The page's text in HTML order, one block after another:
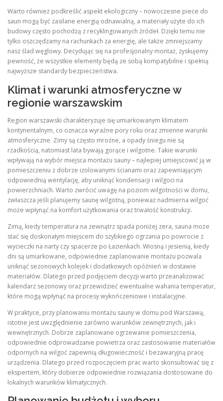
Warto również podkreślić aspekt ekologiczny – nowoczesne piece do
saun mogą być zasilane energią odnawialną, a materiały użyte do ich
budowy często pochodzą z recyklingowanych źródeł. Dzięki temu nie
tylko oszczędzamy na rachunkach za energię, ale także zmniejszamy
nasz ślad węglowy. Decydując się na profesjonalny montaż, zyskujemy
pewność, że wszystkie elementy będą ze sobą kompatybilne i spełnią
najwyższe standardy bezpieczeństwa.
Klimat i warunki atmosferyczne w
regionie warszawskim
Region warszawski charakteryzuje się umiarkowanym klimatem
kontynentalnym, co oznacza wyraźne pory roku oraz zmienne warunki
atmosferyczne. Zimy są często mroźne, a opady śniegu nie są
rzadkością, natomiast lata bywają gorące i wilgotne. Takie warunki
wpływają na wybór miejsca montażu sauny – najlepiej umiejscowić ją w
pomieszczeniu z dobrze izolowanymi ścianami oraz zapewniającym
odpowiednią wentylację, aby uniknąć kondensacji i wilgoci na
powierzchniach. Warto zwrócić uwagę na poziom wilgotności w domu,
zwłaszcza jeśli planujemy saunę wilgotną, ponieważ nadmierna wilgoć
może wpłynąć na komfort użytkowania oraz trwałość konstrukcji.
Zimą, kiedy temperatura na zewnątrz spada poniżej zera, sauna może
stać się doskonałym miejscem do szybkiego ogrzania po powrocie z
wycieczki na narty czy spacerze po Łazienkach. Wiosną i jesienią, kiedy
dni są umiarkowane, odpowiednie zaplanowanie montażu pozwala
uniknąć sezonowych kolejek i dodatkowych opóźnień w dostawie
materiałów. Dlatego przed podjęciem decyzji warto przeanalizować
kalendarz sezonowy oraz przewidzieć ewentualne wahania temperatur,
które mogą wpłynąć na procesy wykończeniowe i instalacyjne.
W praktyce, przy planowaniu montażu sauny w domu pod Warszawą,
istotne jest uwzględnienie zarówno warunków zewnętrznych, jak i
wewnętrznych. Dobrze zaplanowane ogrzewanie pomieszczenia,
odpowiednie odprowadzanie powietrza oraz zastosowanie materiałów
odpornych na wilgoć zapewnią długowieczność i bezawaryjną pracę
urządzenia. Dlatego przed rozpoczęciem prac warto skonsultować się z
ekspertem, który dobierze odpowiednie rozwiązania dostosowane do
lokalnych warunków klimatycznych.